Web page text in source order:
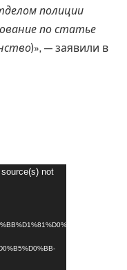
полиции
по статье
)», — заявили в
not